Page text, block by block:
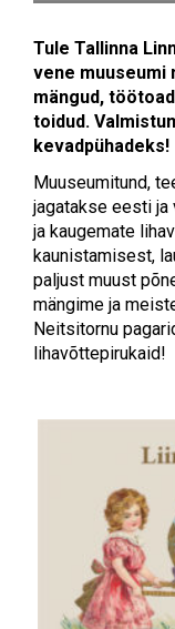
Tule Tallinna
vene muuseumi
mängud,
toidud.
kevadpühadeks!
Muuseumitund,
jagatakse eesti ja
ja kaugemate
kaunistamisest,
paljust muust
mängime ja
Neitsitornu
lihavõttepirukaid!